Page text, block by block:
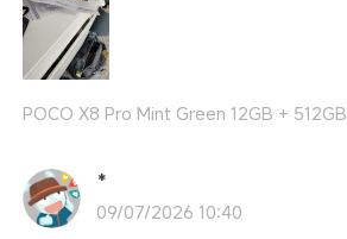
POCO X8 Pro Mint Green 12GB + 512GB
*
09/07/2026 10:40